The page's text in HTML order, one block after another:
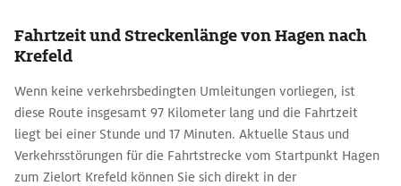
Fahrtzeit und Streckenlänge von Hagen nach
Krefeld
Wenn keine verkehrsbedingten Umleitungen vorliegen, ist
diese Route insgesamt 97 Kilometer lang und die Fahrtzeit
liegt bei einer Stunde und 17 Minuten. Aktuelle Staus und
Verkehrsstörungen für die Fahrtstrecke vom Startpunkt Hagen
zum Zielort Krefeld können Sie sich direkt in der